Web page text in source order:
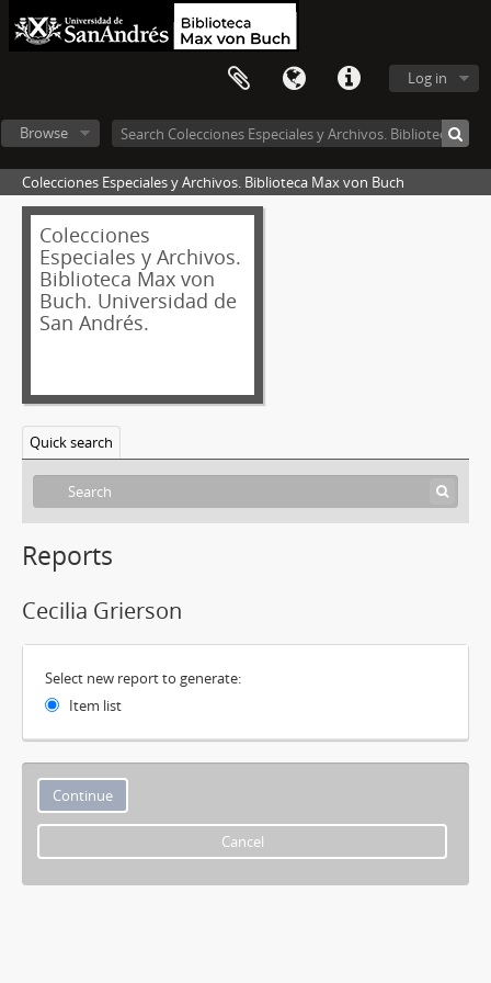
Log in
Browse
Colecciones Especiales y Archivos. Biblioteca Max von Buch
Colecciones
Especiales y Archivos.
Biblioteca Max von
Buch. Universidad de
San Andrés.
Quick search
Reports
Cecilia Grierson
Select new report to generate:
Item list
Cancel